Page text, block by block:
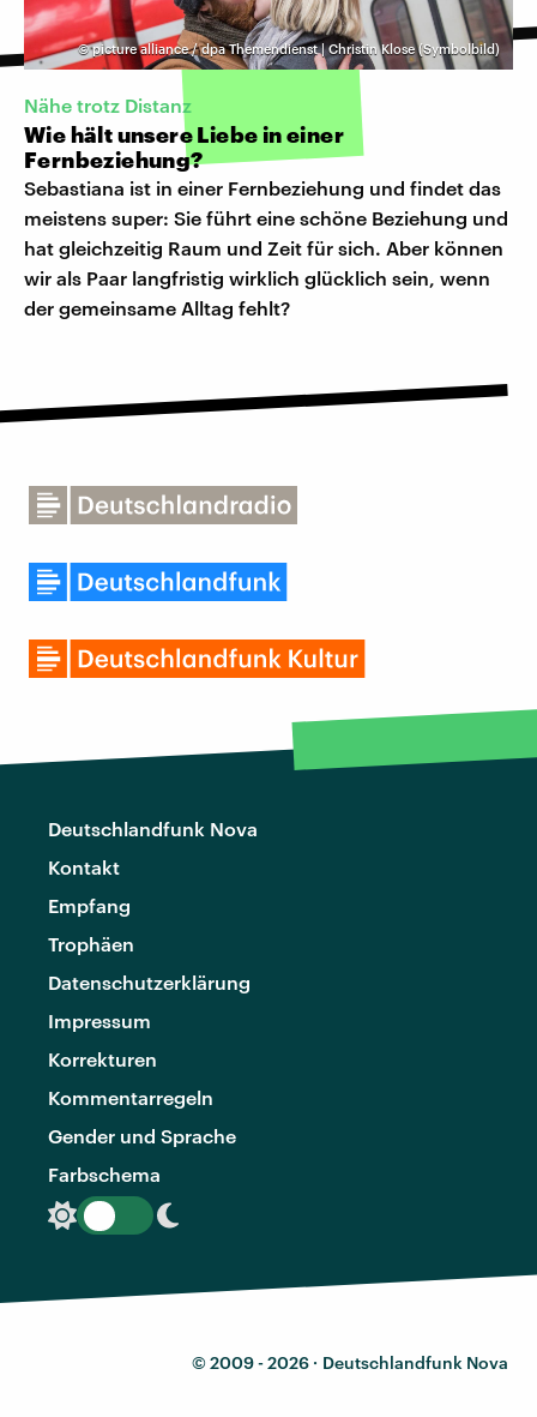
©picture alliance / dpa Themendienst | Christin Klose (Symbolbild)
Nähe trotz Distanz
Wie hält unsere Liebe in einer
Fernbeziehung?
Sebastiana ist in einer Fernbeziehung und findet das
meistens super: Sie führt eine schöne Beziehung und
hat gleichzeitig Raum und Zeit für sich. Aber können
wir als Paar langfristig wirklich glücklich sein, wenn
der gemeinsame Alltag fehlt?
Deutschlandfunk Nova
Kontakt
Empfang
Trophäen
Datenschutzerklärung
Impressum
Korrekturen
Kommentarregeln
Gender und Sprache
Farbschema
© 2009 - 2026 · Deutschlandfunk Nova